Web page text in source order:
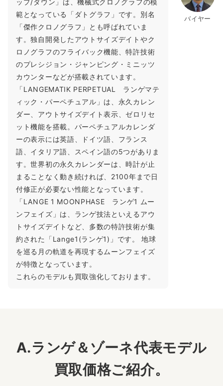
バイヤー
範となっている「ダトグラフ」です。別名
「傑作クロノグラフ」とも呼ばれていま
す。独自開発したアウトサイズデイトやク
ロノグラフのフライバック機能、特許技術
のプレシジョン・ジャンピング・ミニッツ
カウンターなどが搭載されています。
「LANGEMATIK PERPETUAL ランゲマテ
ィック・パーペチュアル」は、永久カレン
ダー、アウトサイズデイト表示、ゼロリセ
ット機能を搭載。パーペチュアルカレンダ
ーの表示には英語、ドイツ語、フランス
語、イタリア語、スペイン語の5つがありま
す。世界初の永久カレンダーは、時計が止
まることなく動き続ければ、2100年まで日
付修正が必要ない性能となっています。
「LANGE 1 MOONPHASE ランゲ1 ムー
ンフェイズ」は、ランゲ技法といえるアウ
トサイズデイトなど、多数の特許技術が集
約された「Lange1(ランゲ1)」です。 地球
を巡る月の軌道を再現するムーンフェイズ
が特徴となっています。
これらのモデルも買取強化しております。
A.ランゲ＆ゾーネ代表モデル
買取価格ご紹介。